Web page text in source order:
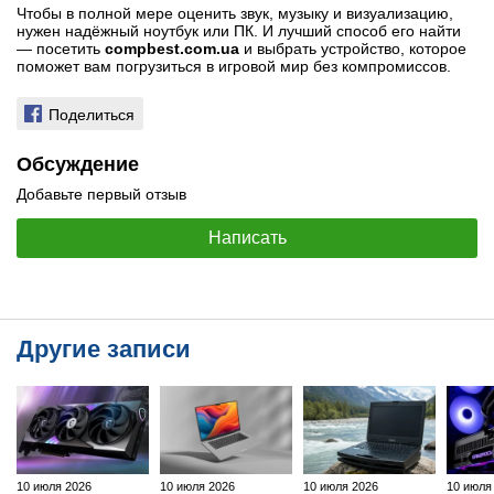
Чтобы в полной мере оценить звук, музыку и визуализацию,
нужен надёжный ноутбук или ПК. И лучший способ его найти
— посетить compbest.com.ua и выбрать устройство, которое
поможет вам погрузиться в игровой мир без компромиссов.
Поделиться
Обсуждение
Добавьте первый отзыв
Написать
Другие записи
10 июля 2026 10 июля 2026 10 июля 2026 10 июля